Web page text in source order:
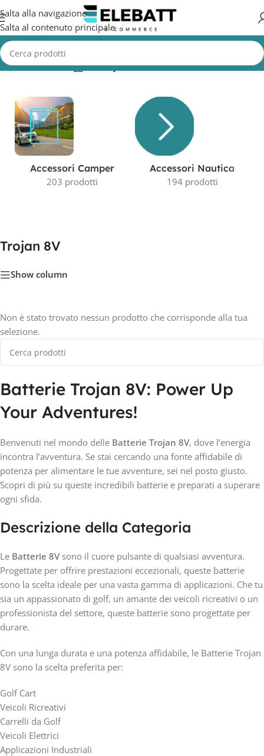
Salta alla navigazione
Salta al contenuto principale
Home/Prodotti taggati “Trojan 8V”
Accessori Camper
203 prodotti
Accessori Nautica
194 prodotti
Trojan 8V
Show column
Non è stato trovato nessun prodotto che corrisponde alla tua
selezione.
Batterie Trojan 8V: Power Up
Your Adventures!
Benvenuti nel mondo delle Batterie Trojan 8V, dove l’energia
incontra l’avventura. Se stai cercando una fonte affidabile di
potenza per alimentare le tue avventure, sei nel posto giusto.
Scopri di più su queste incredibili batterie e preparati a superare
ogni sfida.
Descrizione della Categoria
Le Batterie 8Vsono il cuore pulsante di qualsiasi avventura.
Progettate per offrire prestazioni eccezionali, queste batterie
sono la scelta ideale per una vasta gamma di applicazioni. Che tu
sia un appassionato di golf, un amante dei veicoli ricreativi o un
professionista del settore, queste batterie sono progettate per
durare.
Con una lunga durata e una potenza affidabile, le Batterie Trojan
8V sono la scelta preferita per:
Golf Cart
Veicoli Ricreativi
Carrelli da Golf
Veicoli Elettrici
Applicazioni Industriali